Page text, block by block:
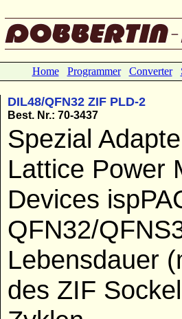
Home Programmer Converter
DIL48/QFN32 ZIF PLD-2
Best. Nr.: 70-3437
Spezial
Lattice Power
Devices
QFN32/
Lebensdauer
des ZIF